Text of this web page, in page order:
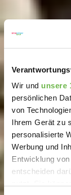
Wir und unsere
persönlichen
von
Ihrem Gerät zu
personalisierte
Werbung und
Entwicklung
entscheiden